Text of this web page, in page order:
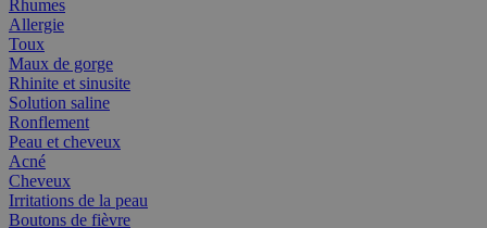
Rhumes
Allergie
Toux
Maux de gorge
Rhinite et sinusite
Solution saline
Ronflement
Peau et cheveux
Acné
Cheveux
Irritations de la peau
Boutons de fièvre